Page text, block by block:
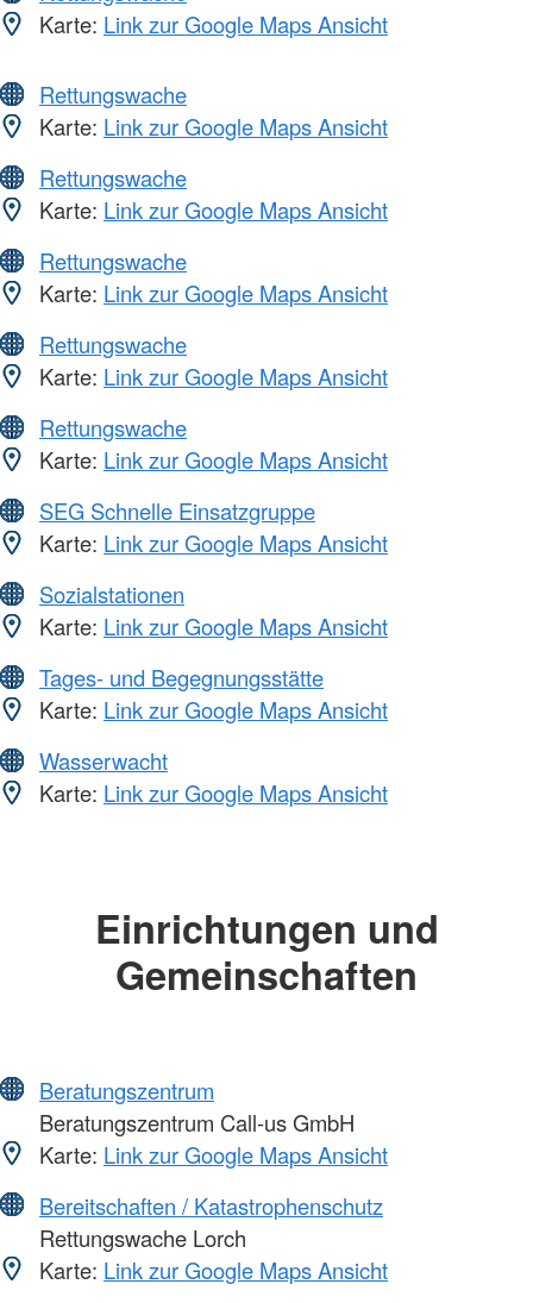
Karte: Link zur Google Maps Ansicht
Rettungswache
Karte: Link zur Google Maps Ansicht
Rettungswache
Karte: Link zur Google Maps Ansicht
Rettungswache
Karte: Link zur Google Maps Ansicht
Rettungswache
Karte: Link zur Google Maps Ansicht
Rettungswache
Karte: Link zur Google Maps Ansicht
SEG Schnelle Einsatzgruppe
Karte: Link zur Google Maps Ansicht
Sozialstationen
Karte: Link zur Google Maps Ansicht
Tages- und Begegnungsstätte
Karte: Link zur Google Maps Ansicht
Wasserwacht
Karte: Link zur Google Maps Ansicht
Einrichtungen und
Gemeinschaften
Beratungszentrum
Beratungszentrum Call-us GmbH
Karte: Link zur Google Maps Ansicht
Bereitschaften / Katastrophenschutz
Rettungswache Lorch
Karte: Link zur Google Maps Ansicht